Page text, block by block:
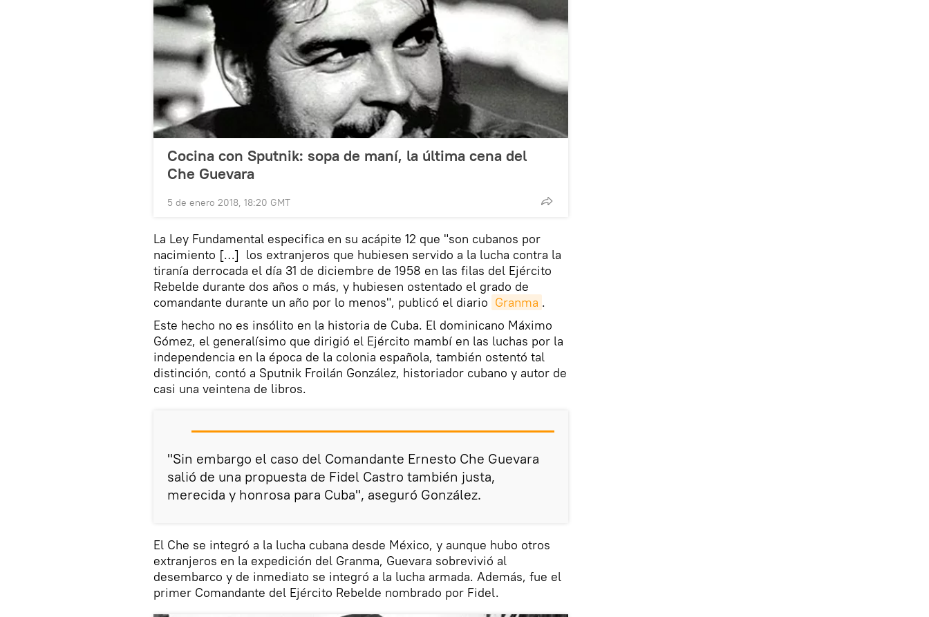
Cocina con Sputnik: sopa de maní, la última cena del
Che Guevara
5 de enero 2018, 18:20 GMT
La Ley Fundamental especifica en su acápite 12 que "son cubanos por
nacimiento […] los extranjeros que hubiesen servido a la lucha contra la
tiranía derrocada el día 31 de diciembre de 1958 en las filas del Ejército
Rebelde durante dos años o más, y hubiesen ostentado el grado de
comandante durante un año por lo menos", publicó el diario Granma .
Este hecho no es insólito en la historia de Cuba. El dominicano Máximo
Gómez, el generalísimo que dirigió el Ejército mambí en las luchas por la
independencia en la época de la colonia española, también ostentó tal
distinción, contó a Sputnik Froilán González, historiador cubano y autor de
casi una veintena de libros.
"Sin embargo el caso del Comandante Ernesto Che Guevara
salió de una propuesta de Fidel Castro también justa,
merecida y honrosa para Cuba", aseguró González.
El Che se integró a la lucha cubana desde México, y aunque hubo otros
extranjeros en la expedición del Granma, Guevara sobrevivió al
desembarco y de inmediato se integró a la lucha armada. Además, fue el
primer Comandante del Ejército Rebelde nombrado por Fidel.